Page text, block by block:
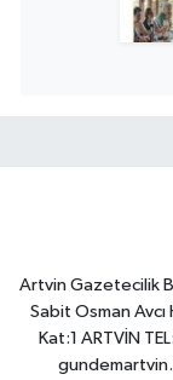
Artvin Gazetecilik
Sabit Osman
Kat:1 ARTVİN